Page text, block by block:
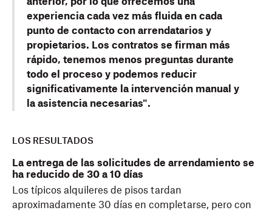
experiencia cada vez más fluida en cada
punto de contacto con arrendatarios y
propietarios. Los contratos se firman más
rápido, tenemos menos preguntas durante
todo el proceso y podemos reducir
significativamente la intervención manual y
la asistencia necesarias".
LOS RESULTADOS
La entrega de las solicitudes de arrendamiento se
ha reducido de 30 a 10 días
Los típicos alquileres de pisos tardan
aproximadamente 30 días en completarse, pero con